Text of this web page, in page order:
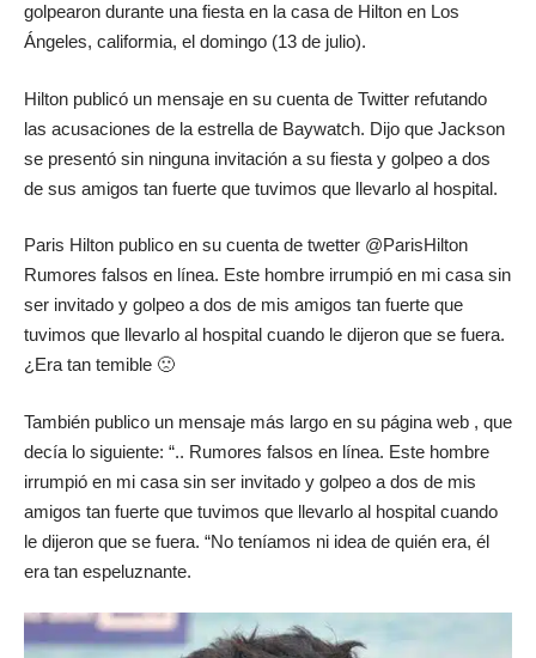
golpearon durante una fiesta en la casa de Hilton en Los
Ángeles, califormia, el domingo (13 de julio).
Hilton publicó un mensaje en su cuenta de Twitter refutando
las acusaciones de la estrella de Baywatch. Dijo que Jackson
se presentó sin ninguna invitación a su fiesta y golpeo a dos
de sus amigos tan fuerte que tuvimos que llevarlo al hospital.
Paris Hilton publico en su cuenta de twetter @ParisHilton
Rumores falsos en línea. Este hombre irrumpió en mi casa sin
ser invitado y golpeo a dos de mis amigos tan fuerte que
tuvimos que llevarlo al hospital cuando le dijeron que se fuera.
¿Era tan temible 🙁
También publico un mensaje más largo en su página web , que
decía lo siguiente: “.. Rumores falsos en línea. Este hombre
irrumpió en mi casa sin ser invitado y golpeo a dos de mis
amigos tan fuerte que tuvimos que llevarlo al hospital cuando
le dijeron que se fuera. “No teníamos ni idea de quién era, él
era tan espeluznante.